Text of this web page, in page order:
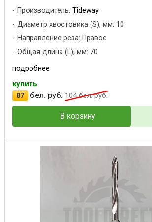
Производитель: Tideway
Диаметр хвостовика (S), мм: 10
Направление реза: Правое
Общая длина (L), мм: 70
подробнее
купить
87
бел. руб. 104бел. руб.
В корзину